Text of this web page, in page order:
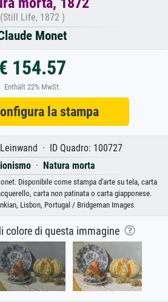
(Still Life, 1872 )
Monet
154.57
Enthält 22% MwSt.
la stampa
· ID Quadro: 100727
· Natura morta
Disponibile come stampa d'arte su tela, carta
carta non patinata o carta giapponese.
Lisbon, Portugal / Bridgeman Images
colore di questa immagine